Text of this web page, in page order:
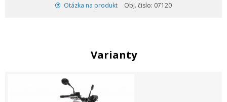
Otázka na produkt Obj. čislo: 07120
Varianty